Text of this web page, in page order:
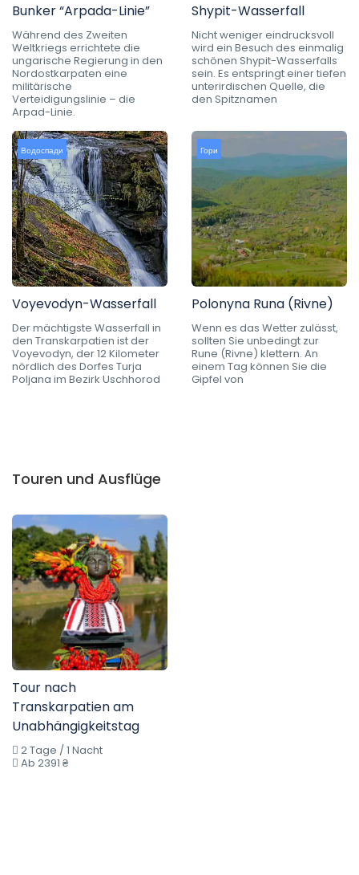
Bunker “Arpada-Linie”
Während des Zweiten
Weltkriegs errichtete die
ungarische Regierung in den
Nordostkarpaten eine
militärische
Verteidigungslinie – die
Arpad-Linie.
Shypit-Wasserfall
Nicht weniger eindrucksvoll
wird ein Besuch des einmalig
schönen Shypit-Wasserfalls
sein. Es entspringt einer tiefen
unterirdischen Quelle, die
den Spitznamen
Водоспади
Voyevodyn-Wasserfall
Der mächtigste Wasserfall in
den Transkarpatien ist der
Voyevodyn, der 12 Kilometer
nördlich des Dorfes Turja
Poljana im Bezirk Uschhorod
Гори
Polonyna Runa (Rivne)
Wenn es das Wetter zulässt,
sollten Sie unbedingt zur
Rune (Rivne) klettern. An
einem Tag können Sie die
Gipfel von
Touren und Ausflüge
Tour nach
Transkarpatien am
Unabhängigkeitstag
2 Tage / 1 Nacht
Ab 2391 ₴